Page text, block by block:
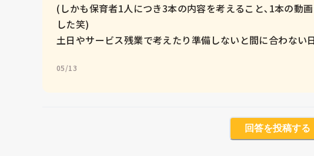
(しかも保育者1人につき3本の内容を考えること､1本の動
した笑)
土日やサービス残業で考えたり準備しないと間に合わな
05/13
回答を投稿する